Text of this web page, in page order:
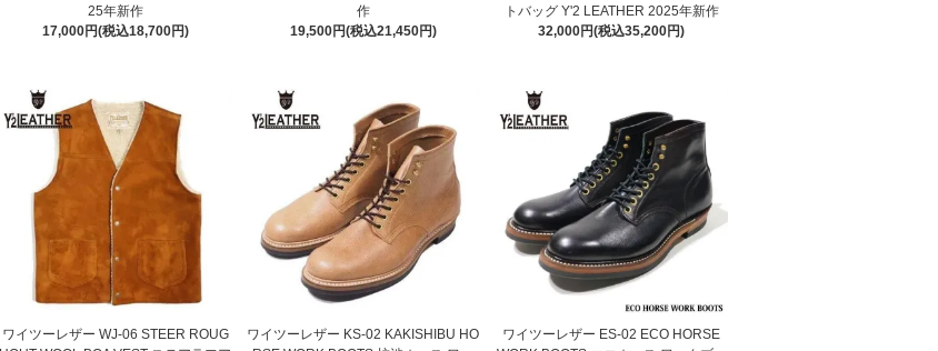
25年新作
17,000円(税込18,700円)
作
19,500円(税込21,450円)
トバッグ Y'2 LEATHER 2025年新作
32,000円(税込35,200円)
ワイツーレザー WJ-06 STEER ROUG
ワイツーレザー KS-02 KAKISHIBU HO
ワイツーレザー ES-02 ECO HORSE